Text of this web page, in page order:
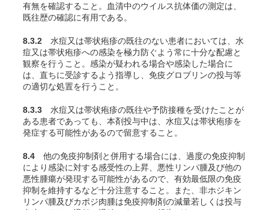
有無を確認すること。血清中のウイルス抗体価の測定は、
既往歴の確認に有用である。
8.3.2 水痘又は帯状疱疹の既往のない患者においては、水
痘又は帯状疱疹への感染を極力防ぐよう常に十分な配慮と
観察を行うこと。感染が疑われる場合や感染した場合に
は、直ちに受診するよう指導し、免疫グロブリンの投与等
の適切な処置を行うこと。
8.3.3 水痘又は帯状疱疹の既往や予防接種を受けたことが
ある患者であっても、本剤投与中は、水痘又は帯状疱疹を
発症する可能性があるので留意すること。
8.4 他の免疫抑制剤と併用する場合には、過度の免疫抑制
により感染に対する感受性の上昇、悪性リンパ腫及び他の
悪性腫瘍が発現する可能性があるので、有効最低限の免疫
抑制を維持するなど十分注意すること。また、非ホジキン
リンパ腫及びカポジ肉腫は免疫抑制剤の減量若しくは投与